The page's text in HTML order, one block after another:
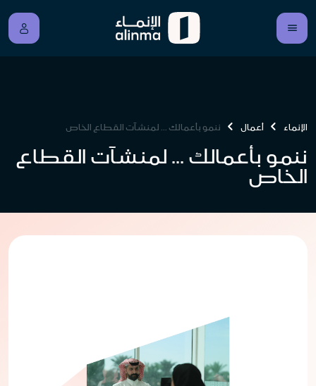
الإنماء أعمال ننمو بأعمالك ... لمنشآت القطاع الخاص
ننمو بأعمالك ... لمنشآت القطاع
الخاص